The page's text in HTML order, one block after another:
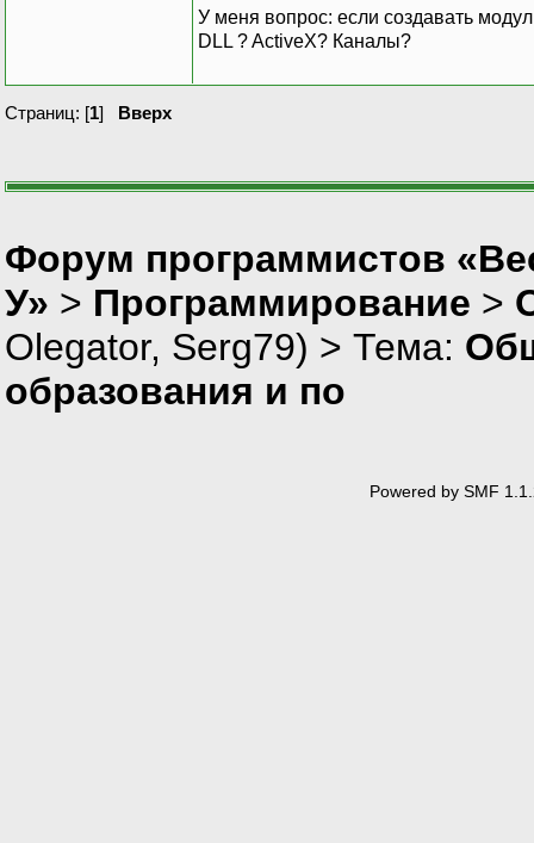
У меня вопрос: если создавать
DLL ? ActiveX? Каналы?
Страниц: [1] Вверх
Форум программистов
У» > Программирование >
Olegator, Serg79) > Тема:
образования и по
Powered by SMF